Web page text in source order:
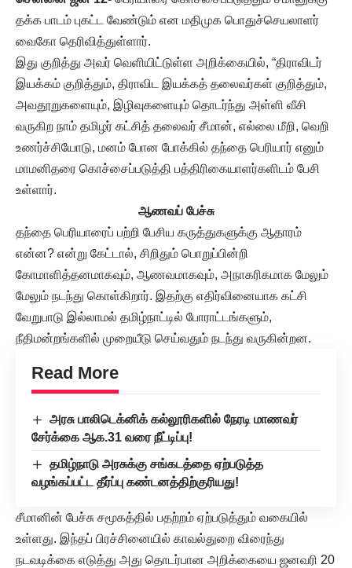
தக்க பாடம் புகட்ட வேண்டும் என மதிமுக பொதுச்செயலாளர்
வைகோ தெரிவித்துள்ளார்.
இது குறித்து அவர் வெளியிட்டுள்ள அறிக்கையில், “திராவிடர்
இயக்கம் குறித்தும், திராவிட இயக்கத் தலைவர்கள் குறித்தும்,
அவதூறுகளையும், இழிவுகளையும் தொடர்ந்து அள்ளி வீசி
வருகிற நாம் தமிழர் கட்சித் தலைவர் சீமான், எல்லை மீறி, வெறி
உணர்ச்சியோடு, மனம் போன போக்கில் தந்தை பெரியார் எனும்
மாமனிதரை கொச்சைப்படுத்தி பத்திரிகையாளர்களிடம் பேசி
உள்ளார்.
ஆணவப் பேச்சு
தந்தை பெரியாரைப் பற்றி பேசிய கருத்துகளுக்கு ஆதாரம்
என்ன? என்று கேட்டால், சிறிதும் பொறுப்பின்றி
கோமாளித்தனமாகவும், ஆணவமாகவும், அநாகரிகமாக மேலும்
மேலும் நடந்து கொள்கிறார். இதற்கு எதிர்வினையாக கட்சி
வேறுபாடு இல்லாமல் தமிழ்நாட்டில் போராட்டங்களும்,
நீதிமன்றங்களில் முறையீடு செய்வதும் நடந்து வருகின்றன.
Read More
அரசு பாலிடெக்னிக் கல்லூரிகளில் நேரடி மாணவர்
சேர்க்கை ஆக.31 வரை நீட்டிப்பு!
தமிழ்நாடு அரசுக்கு சங்கடத்தை ஏற்படுத்த
வழங்கப்பட்ட தீர்ப்பு கண்டனத்திற்குரியது!
சீமானின் பேச்சு சமூகத்தில் பதற்றம் ஏற்படுத்தும் வகையில்
உள்ளது. இந்தப் பிரச்சினையில் காவல்துறை விரைந்து
நடவடிக்கை எடுத்து அது தொடர்பான அறிக்கையை ஜனவரி 20